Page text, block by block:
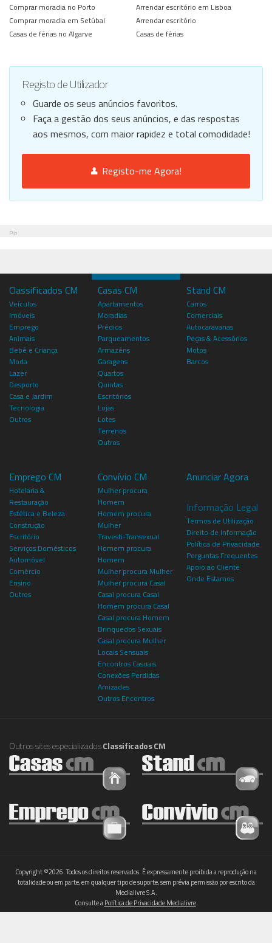
Comprar moradia no Porto
Comprar moradia em Setúbal
Casas de férias no Algarve
Arrendar escritório em Lisboa
Arrendar escritório
Casas de férias
Registo de Utilizador
Guarde os seus anúncios favoritos.
Faça a gestão dos seus anúncios, e das respostas
aos mesmos, com maior rapidez e total comodidade!
Registo-me Agora!
Pub
Classificados CM
Veículos
Imóveis
Emprego
Animais
Bebé e Criança
Moda
Lazer
Desporto
Casa e Jardim
Tecnologia
Outros
Casas CM
Apartamentos
Moradias
Prédios
Parqueamentos
Armazéns
Garagens
Quartos
Quintas
Escritórios
Lojas
Lotes
Terrenos
Outros
Stand CM
Carros
Comerciais
Autocaravanas
Peças & Acessórios
Motos
Barcos
Emprego CM
Hotelaria &
Restauração
Estética e Beleza
Construção
Escritório
Serviços Domésticos
Automóvel
Comércio
Ensino
Outros
Convívio CM
Mulher procura
Homem
Homem procura
Mulher
Travesti-Transexual
Homem procura
Homem
Mulher procura Mulher
Mulher procura Casal
Casal procura Casal
Homem procura Casal
Casal procura Homem
Brinquedos Sexuais
Casal procura Mulher
Locais Sensuais
Encontros Casuais
Conexões Perdidas
Amizades
Outros Encontros
Anunciar Agora
Informação Legal
Termos de Utilização
Direito de Informação
Política de Privacidade
Perguntas Frequentes
Apoio ao Cliente
Onde Estamos
Outros sites especializadosClassificados CM
Copyright ©2026. Todos os direitos reservados. É expressamente proibida a reprodução na
totalidade ou em parte, em qualquer tipo de suporte, sem prévia permissão por escrito da
Medialivre S.A.
Consulte aPolítica de Privacidade Medialivre.